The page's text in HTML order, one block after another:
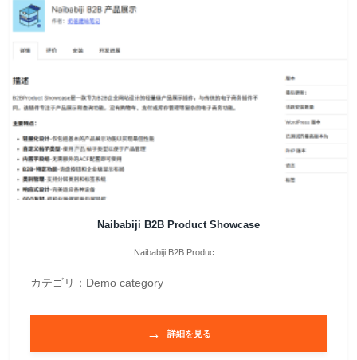
Naibabiji B2B Product Showcase
Naibabiji B2B Produc…
カテゴリ： Demo category
→ 詳細を見る